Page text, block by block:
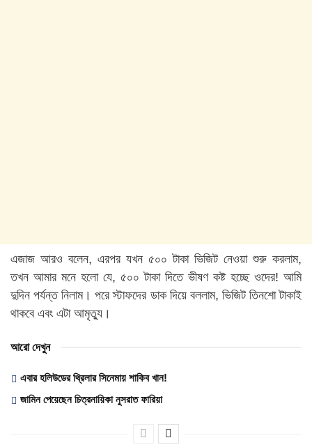
এজাজ আরও বলেন, এরপর যখন ৫০০ টাকা ভিজিট নেওয়া শুরু করলাম,
তখন আমার মনে হলো যে, ৫০০ টাকা দিতে ভীষণ কষ্ট হচ্ছে ওদের! আমি
দুদিন পর্যন্ত নিলাম। পরে স্টাফদের ডাক দিয়ে বললাম, ভিজিট তিনশো টাকাই
থাকবে এবং এটা আমৃত্যু।
আরো দেখুন
এবার হলিউডের থ্রিলার সিনেমায় শাকিব খান!
জামিন পেয়েছেন চিত্রনায়িকা নুসরাত ফারিয়া